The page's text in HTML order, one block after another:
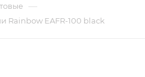
—
Rainbow EAFR-100 black